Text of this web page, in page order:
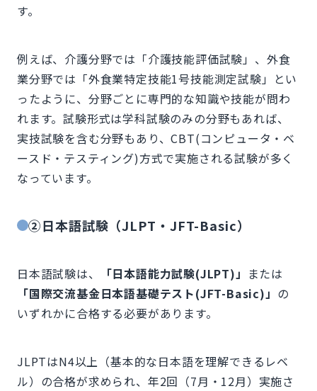
す。
例えば、介護分野では「介護技能評価試験」、外食
業分野では「外食業特定技能1号技能測定試験」とい
ったように、分野ごとに専門的な知識や技能が問わ
れます。試験形式は学科試験のみの分野もあれば、
実技試験を含む分野もあり、CBT(コンピュータ・ベ
ースド・テスティング)方式で実施される試験が多く
なっています。
②日本語試験（JLPT・JFT-Basic）
日本語試験は、 「日本語能力試験(JLPT)」 または
「国際交流基金日本語基礎テスト(JFT-Basic)」 の
いずれかに合格する必要があります。
JLPTはN4以上（基本的な日本語を理解できるレベ
ル）の合格が求められ、年2回（7月・12月）実施さ